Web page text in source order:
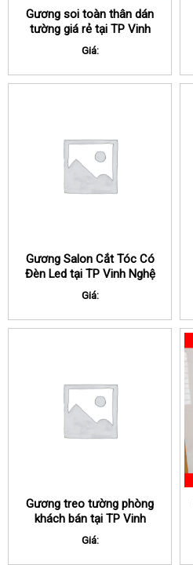
Gương soi toàn thân dán
tường giá rẻ tại TP Vinh
Nghệ An
Giá:
Gương Salon Cắt Tóc Có
Đèn Led tại TP Vinh Nghệ
An
Giá:
Gương treo tường phòng
khách bán tại TP Vinh
Nghệ An
Giá: